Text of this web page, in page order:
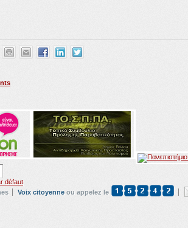
défaut
Voix citoyenne ou appelez le